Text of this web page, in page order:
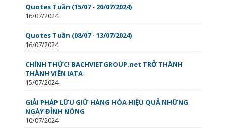
Quotes Tuần (15/07 - 20/07/2024)
16/07/2024
Quotes Tuần (08/07 - 13/07/2024)
16/07/2024
CHÍNH THỨC! BACHVIETGROUP.net TRỞ THÀNH
THÀNH VIÊN IATA
15/07/2024
GIẢI PHÁP LỮU GIỮ HÀNG HÓA HIỆU QUẢ NHỮNG
NGÀY ĐỈNH NÓNG
10/07/2024